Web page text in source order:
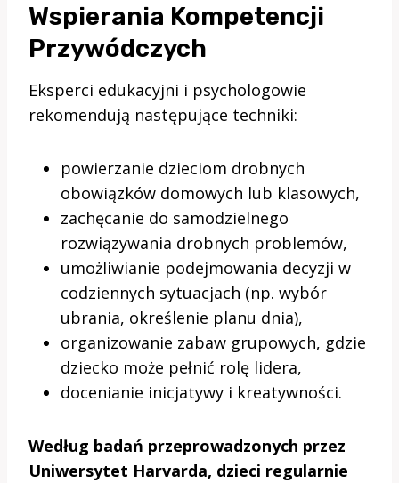
Wspierania Kompetencji
Przywódczych
Eksperci edukacyjni i psychologowie
rekomendują następujące techniki:
powierzanie dzieciom drobnych
obowiązków domowych lub klasowych,
zachęcanie do samodzielnego
rozwiązywania drobnych problemów,
umożliwianie podejmowania decyzji w
codziennych sytuacjach (np. wybór
ubrania, określenie planu dnia),
organizowanie zabaw grupowych, gdzie
dziecko może pełnić rolę lidera,
docenianie inicjatywy i kreatywności.
Według badań przeprowadzonych przez
Uniwersytet Harvarda, dzieci regularnie